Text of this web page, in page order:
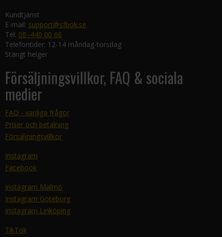
Kundtjänst
E-mail: support@sfbok.se
Tel: 08–440 00 66
Telefontider: 12-14 måndag-torsdag
Stängt helger
Försäljningsvillkor, FAQ & sociala
medier
FAQ - vanliga frågor
Priser och betalning
Försäljningsvillkor
Instagram
Facebook
Instagram Malmö
Instagram Göteborg
Instagram Linköping
TikTok